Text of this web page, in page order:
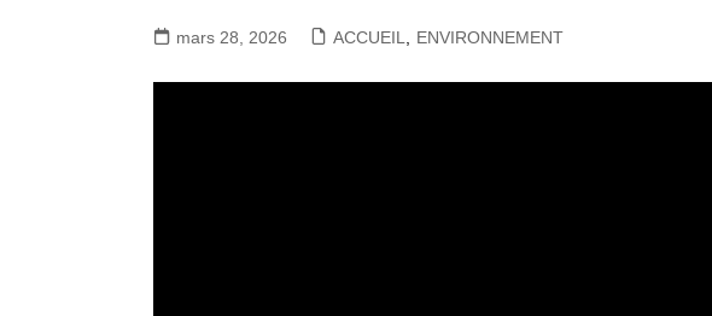
mars 28, 2026 ACCUEIL ENVIRONNEMENT